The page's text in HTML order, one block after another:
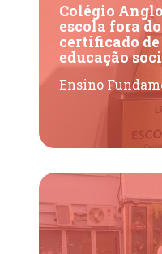
Colégio
escola fora
certificado
educação
Ensino